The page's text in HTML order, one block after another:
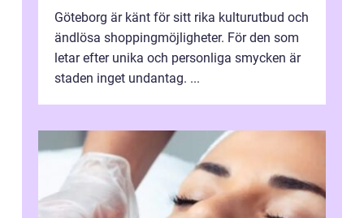
Göteborg är känt för sitt rika kulturutbud och
ändlösa shoppingmöjligheter. För den som
letar efter unika och personliga smycken är
staden inget undantag. ...